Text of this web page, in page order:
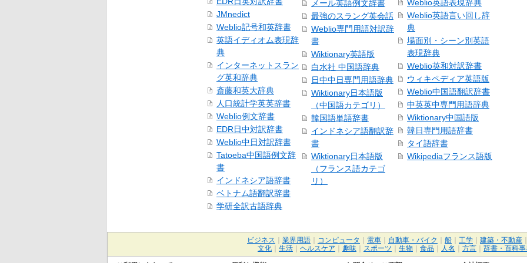
JMnedict
Weblio記号和英辞書
英語イディオム表現辞
典
インターネットスラン
グ英和辞典
斎藤和英大辞典
人口統計学英英辞書
Weblio例文辞書
EDR日中対訳辞書
Weblio中日対訳辞書
Tatoeba中国語例文辞
書
インドネシア語辞書
ベトナム語翻訳辞書
学研全訳古語辞典
メール英語例文辞書
最強のスラング英会話
Weblio専門用語対訳辞
書
Wiktionary英語版
白水社 中国語辞典
日中中日専門用語辞典
Wiktionary日本語版
（中国語カテゴリ）
韓国語単語辞書
インドネシア語翻訳辞
書
Wiktionary日本語版
（フランス語カテゴ
リ）
Weblio英語表現辞典
Weblio英語言い回し辞
典
場面別・シーン別英語
表現辞典
Weblio英和対訳辞書
ウィキペディア英語版
Weblio中国語翻訳辞書
中英英中専門用語辞典
Wiktionary中国語版
韓日専門用語辞書
タイ語辞書
Wikipediaフランス語版
ビジネス 業界用語 コンピュータ 電車 自動車・バイク 船 工学 建築・不動産
文化
生活 ヘルスケア 趣味 スポーツ 生物 食品 人名 方言 辞書・百科事